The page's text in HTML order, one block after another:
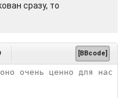
сразу, то
[BBcode]